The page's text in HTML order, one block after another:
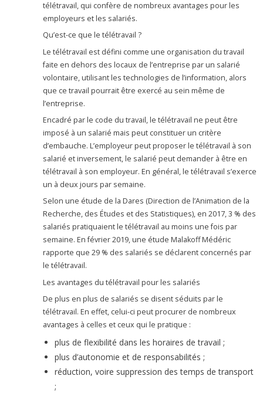
télétravail, qui confère de nombreux avantages pour les
employeurs et les salariés.
Qu’est-ce que le télétravail ?
Le télétravail est défini comme une organisation du travail
faite en dehors des locaux de l’entreprise par un salarié
volontaire, utilisant les technologies de l’information, alors
que ce travail pourrait être exercé au sein même de
l’entreprise.
Encadré par le code du travail, le télétravail ne peut être
imposé à un salarié mais peut constituer un critère
d’embauche. L’employeur peut proposer le télétravail à son
salarié et inversement, le salarié peut demander à être en
télétravail à son employeur. En général, le télétravail s’exerce
un à deux jours par semaine.
Selon une étude de la Dares (Direction de l’Animation de la
Recherche, des Études et des Statistiques), en 2017, 3 % des
salariés pratiquaient le télétravail au moins une fois par
semaine. En février 2019, une étude Malakoff Médéric
rapporte que 29 % des salariés se déclarent concernés par
le télétravail.
Les avantages du télétravail pour les salariés
De plus en plus de salariés se disent séduits par le
télétravail. En effet, celui-ci peut procurer de nombreux
avantages à celles et ceux qui le pratique :
plus de flexibilité dans les horaires de travail ;
plus d’autonomie et de responsabilités ;
réduction, voire suppression des temps de transport
;